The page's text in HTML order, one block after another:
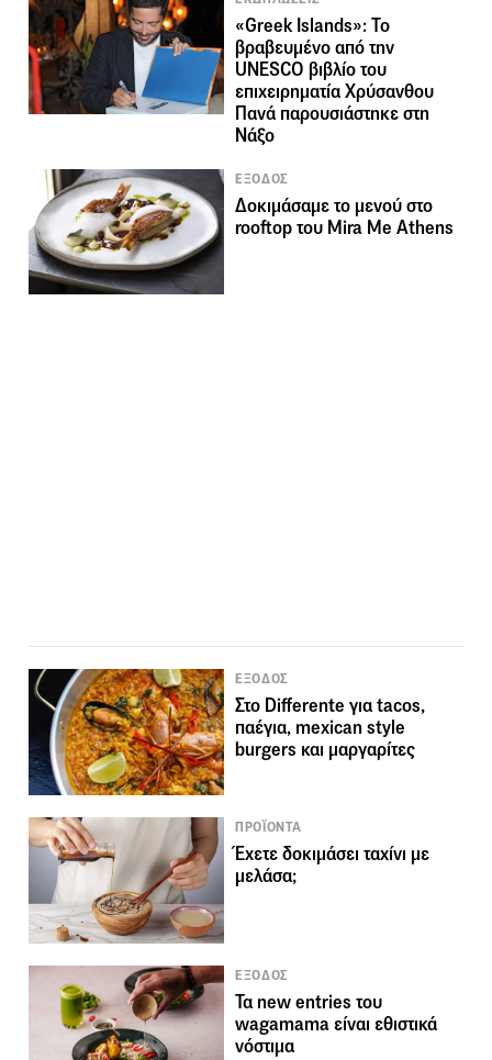
«Greek Islands»: Το
βραβευμένο από την
UNESCO βιβλίο του
επιχειρηματία Χρύσανθου
Πανά παρουσιάστηκε στη
Νάξο
ΕΞΟΔΟΣ
Δοκιμάσαμε το μενού στο
rooftop του Mira Me Athens
ΕΞΟΔΟΣ
Στο Differente για tacos,
παέγια, mexican style
burgers και μαργαρίτες
ΠΡΟΪΟΝΤΑ
Έχετε δοκιμάσει ταχίνι με
μελάσα;
ΕΞΟΔΟΣ
Τα new entries του
wagamama είναι εθιστικά
νόστιμα